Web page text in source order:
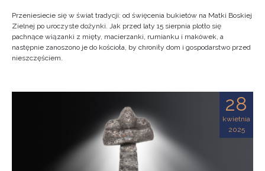
Przeniesiecie się w świat tradycji: od święcenia bukietów na Matki Boskiej
Zielnej po uroczyste dożynki. Jak przed laty 15 sierpnia plotło się
pachnące wiązanki z mięty, macierzanki, rumianku i makówek, a
następnie zanoszono je do kościoła, by chroniły dom i gospodarstwo przed
nieszczęściem.
28
kwietnia
2025